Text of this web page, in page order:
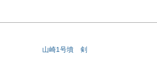
山崎1号墳 剣